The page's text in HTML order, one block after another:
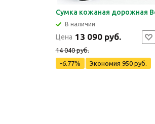
Сумка кожаная дорожная
В наличии
Цена 13 090 руб.
14 040 руб.
-6.77%
Экономия 950 руб.